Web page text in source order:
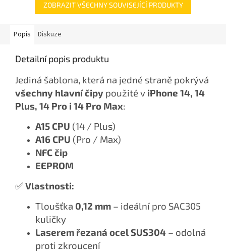
ZOBRAZIT VŠECHNY SOUVISEJÍCÍ PRODUKTY
Popis Diskuze
Detailní popis produktu
Jediná šablona, která na jedné straně pokrývá
všechny hlavní čipy použité v iPhone 14, 14
Plus, 14 Pro i 14 Pro Max:
A15 CPU (14 / Plus)
A16 CPU (Pro / Max)
NFC čip
EEPROM
✅Vlastnosti:
Tloušťka 0,12 mm – ideální pro SAC305
kuličky
Laserem řezaná ocel SUS304 – odolná
proti zkroucení